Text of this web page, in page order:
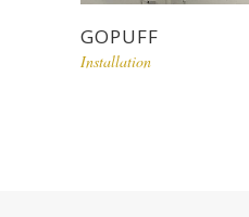
GOPUFF
Installation